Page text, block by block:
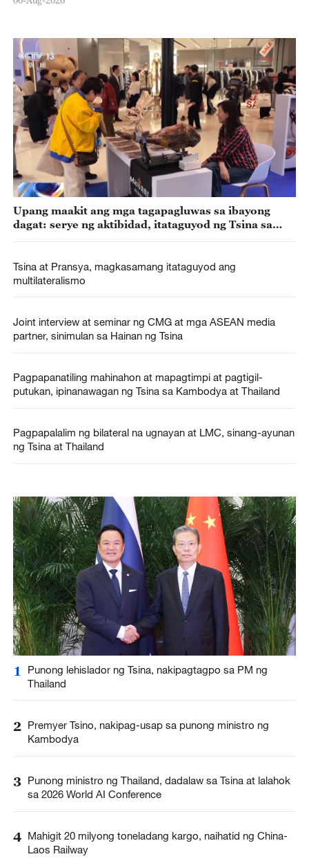
Upang maakit ang mga tagapagluwas sa ibayong
dagat: serye ng aktibidad, itataguyod ng Tsina sa
Tsina at Pransya, magkasamang itataguyod ang
multilateralismo
Joint interview at seminar ng CMG at mga ASEAN media
partner, sinimulan sa Hainan ng Tsina
Pagpapanatiling mahinahon at mapagtimpi at pagtigil-
putukan, ipinanawagan ng Tsina sa Kambodya at Thailand
Pagpapalalim ng bilateral na ugnayan at LMC, sinang-ayunan
ng Tsina at Thailand
1
Punong lehislador ng Tsina, nakipagtagpo sa PM ng
Thailand
2 Premyer Tsino, nakipag-usap sa punong ministro ng
Kambodya
3 Punong ministro ng Thailand, dadalaw sa Tsina at lalahok
sa 2026 World AI Conference
4 Mahigit 20 milyong toneladang kargo, naihatid ng China-
Laos Railway